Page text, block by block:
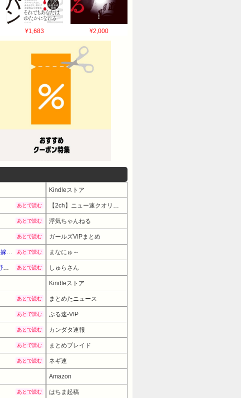
¥1,683 ¥2,000
Kindleストア
あとで読む 【2ch】ニュー速クオリティ
あとで読む 浮気ちゃんねる
あとで読む ガールズVIPまとめ
「生まれてない子は覚えてないw」妻に堕胎させたことを忘れ開き直るクソ叔父→その場にいた流産直後の嫁や子供など『10人』が泣き叫ぶ地獄絵図へ あとで読む まなにゅ～
予定日10日過ぎて帝王切開したら、病院のおばちゃんに『楽でいいわねー切るだけで済んで』と言われ、野良妊婦認定までされた話 あとで読む しゅらさん
Kindleストア
あとで読む まとめたニュース
あとで読む ぶる速-VIP
あとで読む カンダタ速報
あとで読む まとめブレイド
あとで読む ネギ速
Amazon
あとで読む はちま起稿